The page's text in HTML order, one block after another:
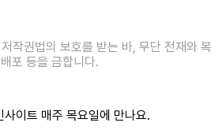
작권법의 보호를 받는 바, 무단 전재와 복
포 등을 금합니다.
이트 매주 목요일에 만나요.